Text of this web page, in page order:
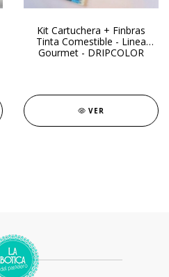
Kit Cartuchera + Finbras
Tinta Comestible - Linea
Gourmet - DRIPCOLOR
VER